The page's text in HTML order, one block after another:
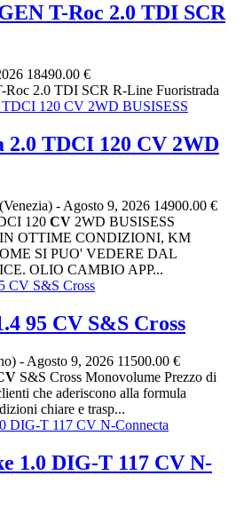
T-Roc 2.0 TDI SCR
18490.00 €
2.0 TDI SCR R-Line Fuoristrada
2.0 TDCI 120 CV 2WD
- Agosto 9, 2026 14900.00 €
120 CV 2WD BUSISESS
IN OTTIME CONDIZIONI, KM
SI PUO' VEDERE DAL
OLIO CAMBIO APP...
95 CV S&S Cross
- Agosto 9, 2026 11500.00 €
S&S Cross Monovolume Prezzo di
che aderiscono alla formula
chiare e trasp...
1.0 DIG-T 117 CV N-